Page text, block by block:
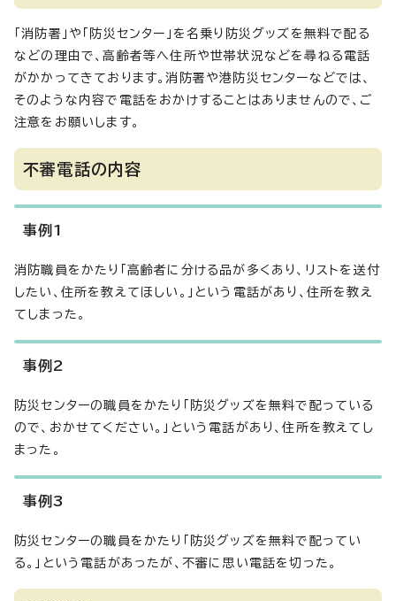
「消防署」や「防災センター」を名乗り防災グッズを無料で配る
などの理由で、高齢者等へ住所や世帯状況などを尋ねる電話
がかかってきております。消防署や港防災センターなどでは、
そのような内容で電話をおかけすることはありませんので、ご
注意をお願いします。
不審電話の内容
事例1
消防職員をかたり「高齢者に分ける品が多くあり、リストを送付
したい、住所を教えてほしい。」という電話があり、住所を教え
てしまった。
事例2
防災センターの職員をかたり「防災グッズを無料で配っている
ので、おかせてください。」という電話があり、住所を教えてし
まった。
事例3
防災センターの職員をかたり「防災グッズを無料で配ってい
る。」という電話があったが、不審に思い電話を切った。